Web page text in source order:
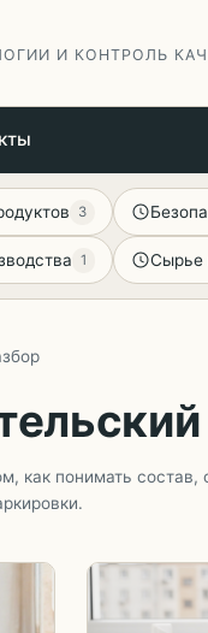
И КОНТРОЛЬ
3
1 Сырье
как понимать состав,